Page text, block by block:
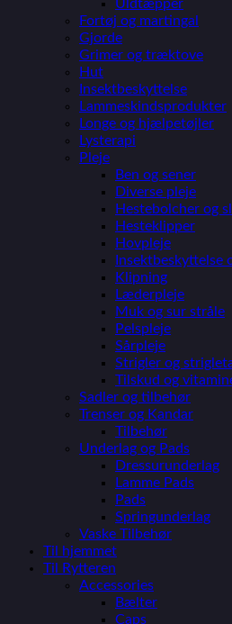
Uldtæpper
Fortøj og martingal
Gjorde
Grimer og træktove
Hut
Insektbeskyttelse
Lammeskindsprodukter
Longe og hjælpetøjler
Lysterapi
Pleje
Ben og sener
Diverse pleje
Hestebolcher og
Hesteklipper
Hovpleje
Insektbeskyttelse
Klipning
Læderpleje
Muk og sur stråle
Pelspleje
Sårpleje
Strigler og
Tilskud og
Sadler og tilbehør
Trenser og Kandar
Tilbehør
Underlag og Pads
Dressurunderlag
Lamme Pads
Pads
Springunderlag
Vaske Tilbehør
Til hjemmet
Til Rytteren
Accessories
Bælter
Caps